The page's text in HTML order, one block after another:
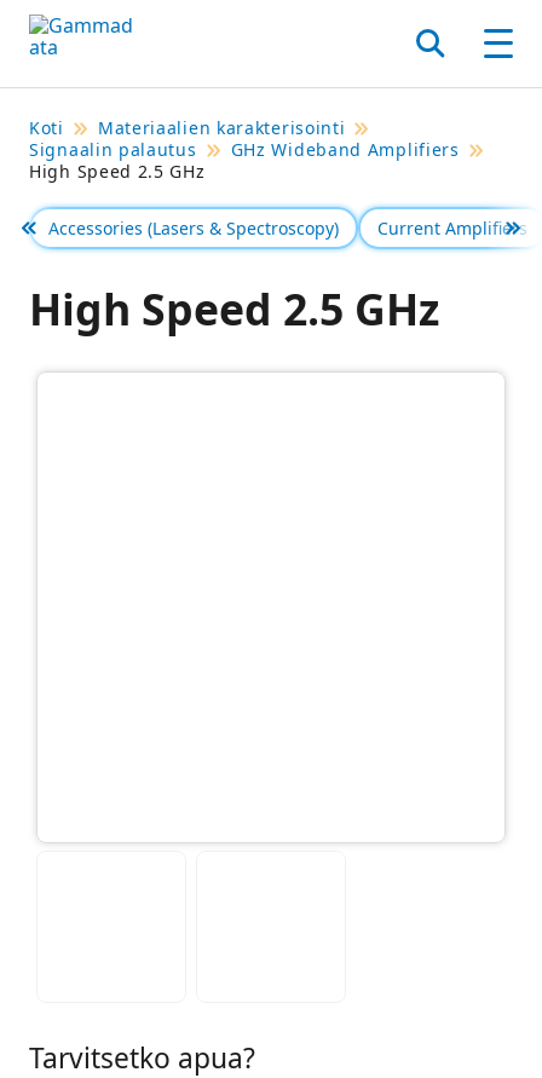
Siirry
pääsisältöönt
Hae
Koti
Materiaalien karakterisointi
Signaalin palautus
GHz Wideband Amplifiers
High Speed 2.5 GHz
Accessories (Lasers & Spectroscopy) Current Amplifiers
Föregående Se
High Speed 2.5 GHz
Tarvitsetko apua?